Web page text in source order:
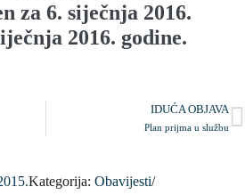
za 6. siječnja 2016.
2016. godine.
IDUĆA OBJAVA
Plan prijma u službu
Kategorija: Obavijesti/